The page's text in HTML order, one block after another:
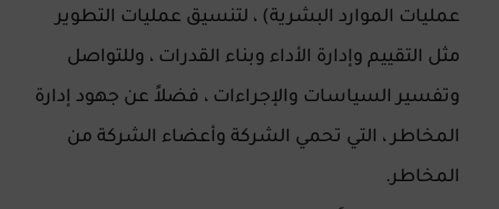
عمليات الموارد البشرية) ، لتنسيق عمليات التطوير
مثل التقييم وإدارة الأداء وبناء القدرات ، وللتواصل
وتفسير السياسات والإجراءات ، فضلاً عن جهود إدارة
المخاطر ، التي تحمي الشركة وأعضاء الشركة من
المخاطر.